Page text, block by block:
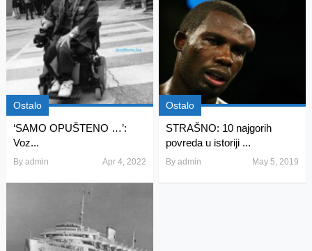
Ostalo
‘SAMO OPUŠTENO …’:
Voz...
By admin Apr 4, 2022
Ostalo
STRAŠNO: 10 najgorih
povreda u istoriji ...
Byadmin May 5, 2019